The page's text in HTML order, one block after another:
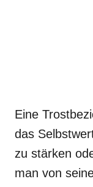
Eine
das
zu stärken
man von